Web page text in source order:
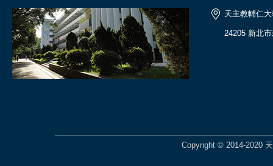
天主教輔仁
24205 新北
Copyright © 2014-2020